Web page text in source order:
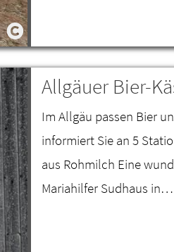
Allgäuer Bier-
Im Allgäu passen Bier
informiert Sie an 5
aus Rohmilch Eine
Mariahilfer Sudhaus in…